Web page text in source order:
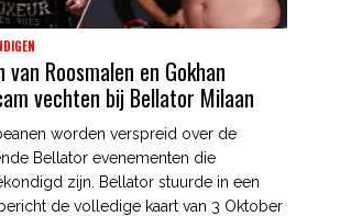
van Roosmalen en Gokhan
vechten bij Bellator Milaan
worden verspreid over de
Bellator evenementen die
zijn. Bellator stuurde in een
de volledige kaart van 3 Oktober